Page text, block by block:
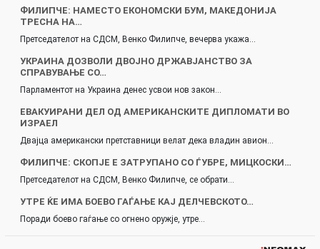
ФИЛИПЧЕ: НАМЕСТО ЕКОНОМСКИ БУМ, МАКЕДОНИЈА
ТРЕСНА НА…
Претседателот на СДСМ, Венко Филипче, вечерва укажа…
УКРАИНА ДОЗВОЛИ ДВОЈНО ДРЖАВЈАНСТВО ЗА
СПРАВУВАЊЕ СО…
Парламентот на Украина денес усвои нов закон…
ЕВАКУИРАНИ ДЕЛ ОД АМЕРИКАНСКИТЕ ДИПЛОМАТИ ВО
ИЗРАЕЛ
Двајца американски претставници велат дека владин авион…
ФИЛИПЧЕ: СКОПЈЕ Е ЗАТРУПАНО СО ЃУБРЕ, МИЦКОСКИ…
Претседателот на СДСМ, Венко Филипче, се обрати…
УТРЕ ЌЕ ИМА БОЕВО ГАЃАЊЕ КАЈ ДЕЛЧЕВСКОТО…
Поради боево гаѓање со огнено оружје, утре…